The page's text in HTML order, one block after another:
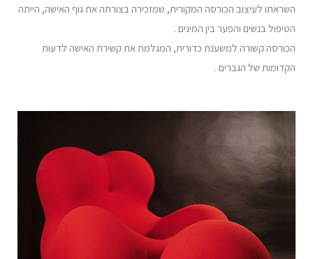
השראתו לעיצוב הכורסה המקורית, שמזכירה בצורתה את גוף האישה, הייתה
הטיפול בנשים והפער בין המינים .
הכורסה קשורה למשענת כדורית, המגלמת את קשירת האישה לדעות
הקדומות של הגברים .